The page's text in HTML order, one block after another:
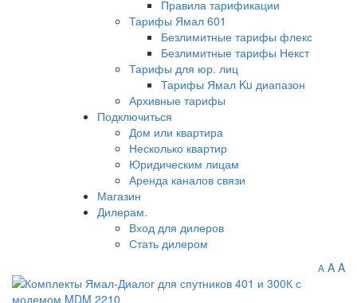
Правила тарификации
Тарифы Ямал 601
Безлимитные тарифы флекс
Безлимитные тарифы Некст
Тарифы для юр. лиц
Тарифы Ямал Ku диапазон
Архивные тарифы
Подключиться
Дом или квартира
Несколько квартир
Юридическим лицам
Аренда каналов связи
Магазин
Дилерам.
Вход для дилеров
Стать дилером
A A A